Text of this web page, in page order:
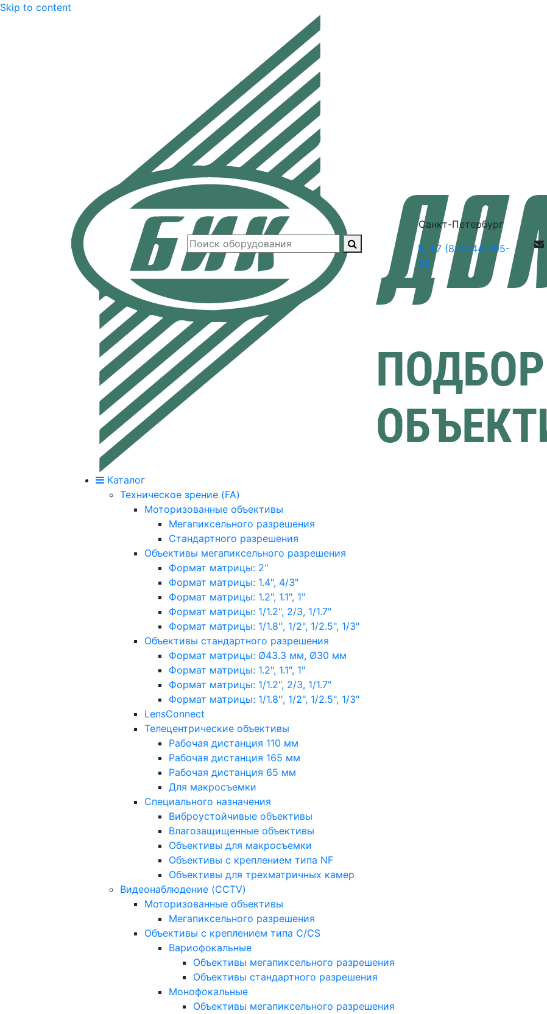
Skip to content
Санкт-Петербург
+7 (812) 447-95-
55
Каталог
Техническое зрение (FA)
Моторизованные объективы
Мегапиксельного разрешения
Стандартного разрешения
Объективы мегапиксельного разрешения
Формат матрицы: 2"
Формат матрицы: 1.4", 4/3"
Формат матрицы: 1.2", 1.1", 1"
Формат матрицы: 1/1.2", 2/3, 1/1.7"
Формат матрицы: 1/1.8'', 1/2", 1/2.5", 1/3"
Объективы стандартного разрешения
Формат матрицы: Ø43.3 мм, Ø30 мм
Формат матрицы: 1.2", 1.1", 1"
Формат матрицы: 1/1.2", 2/3, 1/1.7"
Формат матрицы: 1/1.8'', 1/2", 1/2.5", 1/3"
LensConnect
Телецентрические объективы
Рабочая дистанция 110 мм
Рабочая дистанция 165 мм
Рабочая дистанция 65 мм
Для макросъемки
Специального назначения
Виброустойчивые объективы
Влагозащищенные объективы
Объективы для макросъемки
Объективы с креплением типа NF
Объективы для трехматричных камер
Видеонаблюдение (CCTV)
Моторизованные объективы
Мегапиксельного разрешения
Объективы с креплением типа C/CS
Вариофокальные
Объективы мегапиксельного разрешения
Объективы стандартного разрешения
Монофокальные
Объективы мегапиксельного разрешения